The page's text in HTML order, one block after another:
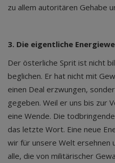
zu allem autoritären Gehabe
3. Die eigentliche
Der österliche Sprit ist nicht
beglichen. Er hat nicht mit
einen Deal erzwungen,
gegeben. Weil er uns bis zur
eine Wende. Die
das letzte Wort. Eine neue
wir für unsere Welt ersehnen
alle, die von militärischer